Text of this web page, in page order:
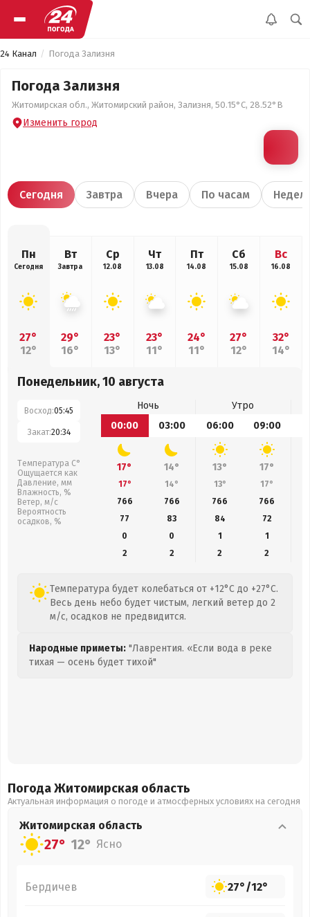
24 Канал Погода Зализня
Погода Зализня
Житомирская обл., Житомирский район, Зализня, 50.15°С, 28.52°В
Изменить город
Сегодня Завтра Вчера По часам
Пн
Сегодня
27°
12°
Вт
Завтра
29°
16°
Ср
12.08
23°
13°
Чт
13.08
23°
11°
Пт
14.08
24°
11°
Сб
15.08
27°
12°
Вс
16.08
32°
14°
Понедельник, 10 августа
Восход:05:45
Закат:20:34
Температура С°
Ощущается как
Давление, мм
Влажность, %
Ветер, м/с
Вероятность
осадков, %
Ночь
Утро
00:00
03:00 06:00 09:00
17° 14° 13° 17°
17° 14° 13° 17°
766
766 766 766
77
83 84 72
0
0 1
1
2
2 2 2
Температура будет колебаться от +12°C до +27°C.
Весь день небо будет чистым, легкий ветер до 2
м/с, осадков не предвидится.
Народные приметы: "Лаврентия. «Если вода в реке
тихая — осень будет тихой"
Погода Житомирская область
Актуальная информация о погоде и атмосферных условиях на сегодня
Житомирская область
27° 12° Ясно
Бердичев 27°/12°